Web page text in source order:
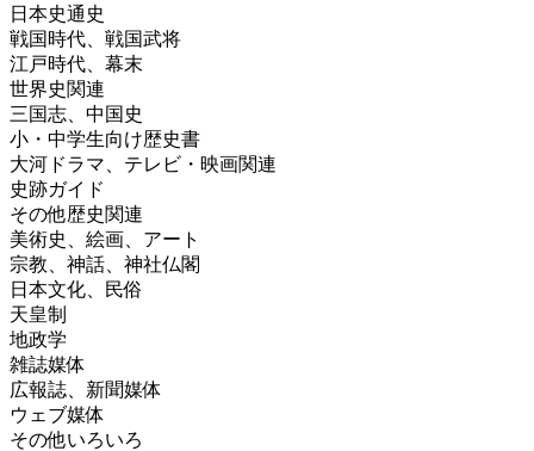
日本史通史
戦国時代、戦国武将
江戸時代、幕末
世界史関連
三国志、中国史
小・中学生向け歴史書
大河ドラマ、テレビ・映画関連
史跡ガイド
その他歴史関連
美術史、絵画、アート
宗教、神話、神社仏閣
日本文化、民俗
天皇制
地政学
雑誌媒体
広報誌、新聞媒体
ウェブ媒体
その他いろいろ